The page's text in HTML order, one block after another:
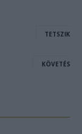
TETSZIK
KÖVETÉS